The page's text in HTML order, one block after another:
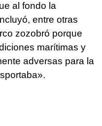
al fondo la
entre otras
zozobró porque
marítimas y
adversas para la